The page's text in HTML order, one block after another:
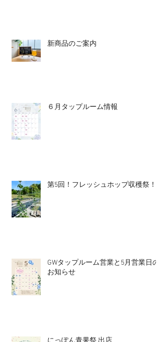
新商品のご案内
６月タップルーム情報
第5回！フレッシュホップ収穫祭！
GWタップルーム営業と5月営業日の
お知らせ